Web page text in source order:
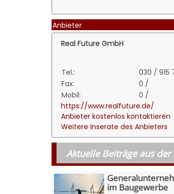
Anbieter
Real Future GmbH
Tel.:
030 / 915
Fax:
0 /
Mobil:
0 /
https://www.realfuture.de/
Anbieter kostenlos kontaktieren
Weitere Inserate des Anbieters
Aktuelle Beiträge aus der
im Baugewerbe